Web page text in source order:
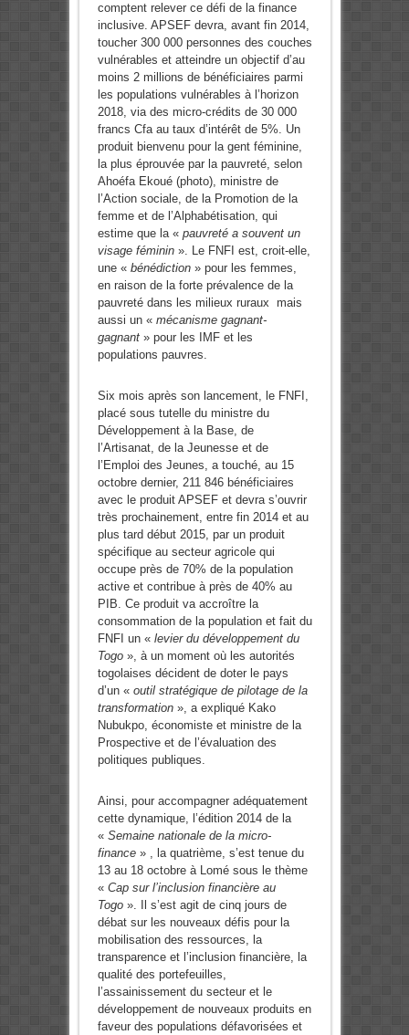
comptent relever ce défi de la finance
inclusive. APSEF devra, avant fin 2014,
toucher 300 000 personnes des couches
vulnérables et atteindre un objectif d’au
moins 2 millions de bénéficiaires parmi
les populations vulnérables à l’horizon
2018, via des micro-crédits de 30 000
francs Cfa au taux d’intérêt de 5%. Un
produit bienvenu pour la gent féminine,
la plus éprouvée par la pauvreté, selon
Ahoéfa Ekoué (photo), ministre de
l’Action sociale, de la Promotion de la
femme et de l’Alphabétisation, qui
estime que la « pauvreté a souvent un
visage féminin». Le FNFI est, croit-elle,
une « bénédiction » pour les femmes,
en raison de la forte prévalence de la
pauvreté dans les milieux ruraux mais
aussi un « mécanisme gagnant-
gagnant» pour les IMF et les
populations pauvres.
Six mois après son lancement, le FNFI,
placé sous tutelle du ministre du
Développement à la Base, de
l’Artisanat, de la Jeunesse et de
l’Emploi des Jeunes, a touché, au 15
octobre dernier, 211 846 bénéficiaires
avec le produit APSEF et devra s’ouvrir
très prochainement, entre fin 2014 et au
plus tard début 2015, par un produit
spécifique au secteur agricole qui
occupe près de 70% de la population
active et contribue à près de 40% au
PIB. Ce produit va accroître la
consommation de la population et fait du
FNFI un « levier du développement du
Togo», à un moment où les autorités
togolaises décident de doter le pays
d’un « outil stratégique de pilotage de la
transformation», a expliqué Kako
Nubukpo, économiste et ministre de la
Prospective et de l’évaluation des
politiques publiques.
Ainsi, pour accompagner adéquatement
cette dynamique, l’édition 2014 de la
« Semaine nationale de la micro-
finance» , la quatrième, s’est tenue du
13 au 18 octobre à Lomé sous le thème
« Cap sur l’inclusion financière au
Togo». Il s’est agit de cinq jours de
débat sur les nouveaux défis pour la
mobilisation des ressources, la
transparence et l’inclusion financière, la
qualité des portefeuilles,
l’assainissement du secteur et le
développement de nouveaux produits en
faveur des populations défavorisées et